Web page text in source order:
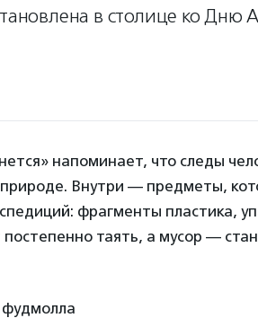
в столице ко Дню
напоминает, что следы
природе. Внутри — предметы,
фрагменты пластика,
таять, а мусор —
фудмолла